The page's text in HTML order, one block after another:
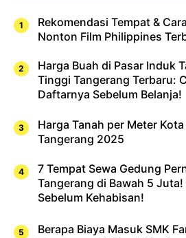
Rekomendasi Tempat &
Nonton Film Philippines
Harga Buah di Pasar Induk
Tinggi Tangerang Terbaru:
Daftarnya Sebelum Belanja!
Harga Tanah per Meter Kota
Tangerang 2025
7 Tempat Sewa Gedung
Tangerang di Bawah 5 Juta!
Sebelum Kehabisan!
Berapa Biaya Masuk SMK